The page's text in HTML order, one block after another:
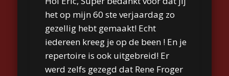
het op mijn 60 ste verjaardag zo
gezellig hebt gemaakt! Echt
iedereen kreeg je op de been ! En je
repertoire is ook uitgebreid! Er
werd zelfs gezegd dat Rene Froger